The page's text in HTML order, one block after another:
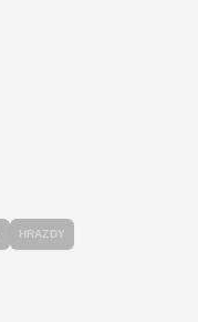
HRAZDY